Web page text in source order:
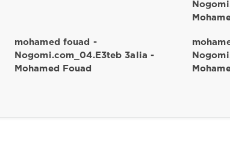
mohamed fouad -
Nogomi.com_04.E3teb 3alia -
Mohamed Fouad